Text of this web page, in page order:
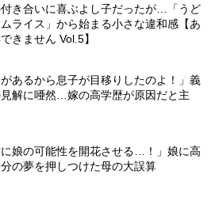
き合いに喜ぶよし子だったが…「うど
ライス」から始まる小さな違和感【あ
きません Vol.5】
があるから息子が目移りしたのよ！」義
解に唖然…嫁の高学歴が原因だと主
に娘の可能性を開花させる…！」娘に高
の夢を押しつけた母の大誤算